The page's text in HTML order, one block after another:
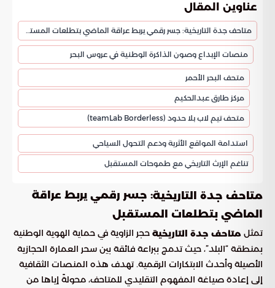
عناوين المقال
متاحف جدة التاريخية: جسر رقمي يربط عراقة الماضي بتطلعات المستقبل
منصات الإبداع وصون الذاكرة الوطنية في عروس البحر
متحف البحر الأحمر
مركز طارق عبدالحكيم
متحف تيم لاب بلا حدود (teamLab Borderless)
استدامة المواقع الأثرية ودعم التحول السياحي
تناغم الإرث التاريخي مع طموحات المستقبل
متاحف جدة التاريخية: جسر رقمي يربط عراقة
الماضي بتطلعات المستقبل
تمثل متاحف جدة التاريخية حجر الزاوية في حماية الهوية الوطنية
بمنطقة “البلد”، حيث تدمج ببراعة فائقة بين سحر العمارة الحجازية
الأصيلة وأحدث الابتكارات الرقمية. تهدف هذه المنصات الثقافية
إلى إعادة صياغة المفهوم التقليدي للمتاحف، محولةً إياها من